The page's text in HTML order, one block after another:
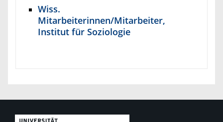
Wiss.
Mitarbeiterinnen/Mitarbeiter,
Institut für Soziologie